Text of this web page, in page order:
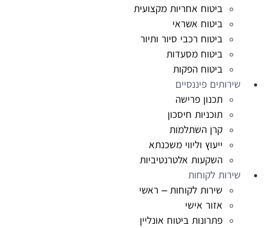
ביטוח אחריות מקצועית
ביטוח אשראי
ביטוח רכבי סיור ותיור
ביטוח מסעדות
ביטוח הפקות
שירותים פיננסיים
תכנון פרישה
תוכניות חיסכון
קרן השתלמות
ייעוץ וליווי משכנתא
השקעות אלטרנטיביות
שירות לקוחות
שירות לקוחות – ראשי
אזור אישי
פתרונות ביטוח אונליין